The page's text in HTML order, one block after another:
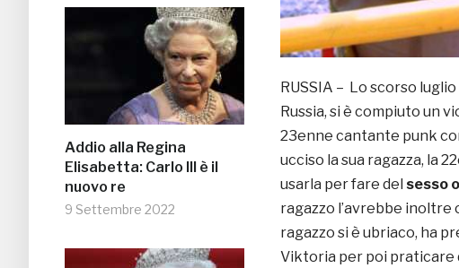
Addio alla Regina
Elisabetta: Carlo III è il
nuovo re
9 Settembre 2022
RUSSIA – Lo scorso luglio
Russia, si è compiuto un
23enne cantante punk
ucciso la sua ragazza, la
usarla per fare del sesso
ragazzo l’avrebbe inoltre
ragazzo si è ubriaco, ha
Viktoria per poi praticare